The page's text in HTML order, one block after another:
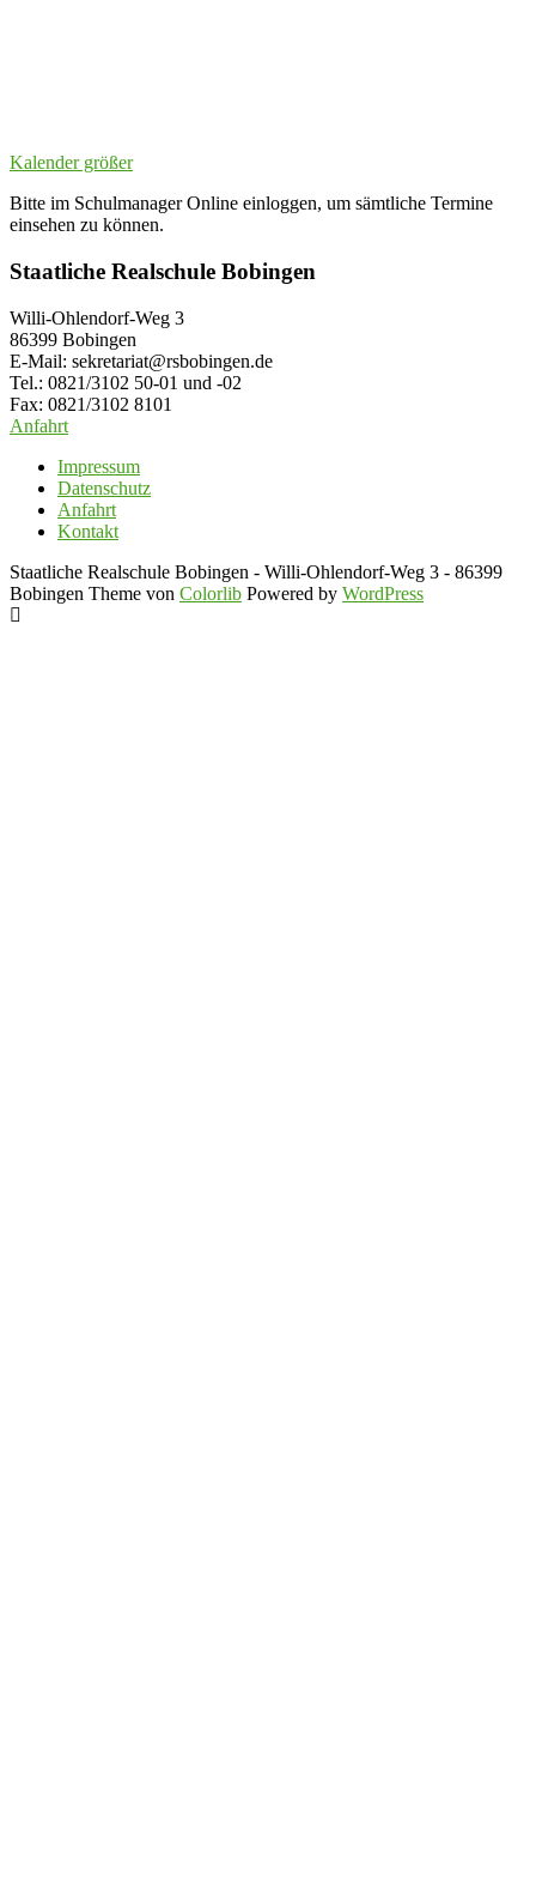
Kalender größer
Bitte im Schulmanager Online einloggen, um sämtliche Termine
einsehen zu können.
Staatliche Realschule Bobingen
Willi-Ohlendorf-Weg 3
86399 Bobingen
E-Mail: sekretariat@rsbobingen.de
Tel.: 0821/3102 50-01 und -02
Fax: 0821/3102 8101
Anfahrt
Impressum
Datenschutz
Anfahrt
Kontakt
Staatliche Realschule Bobingen - Willi-Ohlendorf-Weg 3 - 86399
Bobingen Theme von Colorlib Powered by WordPress